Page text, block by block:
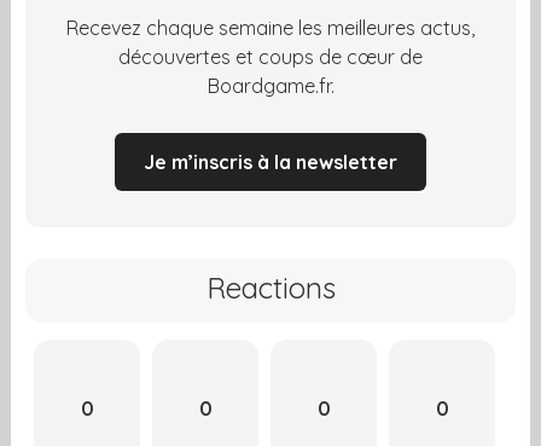
Recevez chaque semaine les meilleures actus,
découvertes et coups de cœur de
Boardgame.fr.
Je m’inscris à la newsletter
Reactions
0 0 0 0